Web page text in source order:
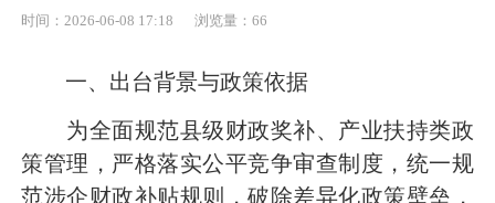
时间：2026-06-08 17:18 浏览量：66
一、出台背景与政策依据
为全面规范县级财政奖补、产业扶持类政
策管理，严格落实公平竞争审查制度，统一规
范涉企财政补贴规则，破除差异化政策壁垒，